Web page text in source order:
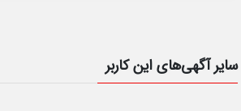
سایر آگهی‌های این کاربر